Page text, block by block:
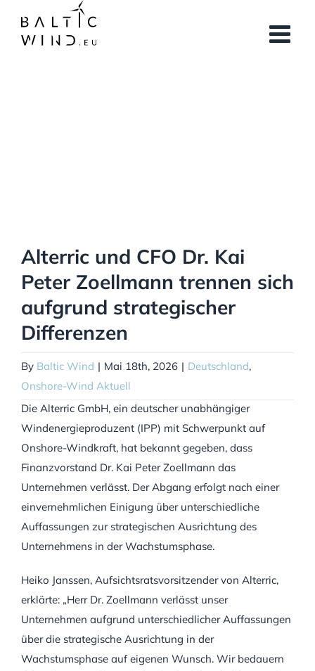
content
Alterric und CFO Dr. Kai
Peter Zoellmann trennen sich
aufgrund strategischer
Differenzen
By Baltic Wind | Mai 18th, 2026 | Deutschland,
Onshore-Wind Aktuell
Die Alterric GmbH, ein deutscher unabhängiger
Windenergieproduzent (IPP) mit Schwerpunkt auf
Onshore-Windkraft, hat bekannt gegeben, dass
Finanzvorstand Dr. Kai Peter Zoellmann das
Unternehmen verlässt. Der Abgang erfolgt nach einer
einvernehmlichen Einigung über unterschiedliche
Auffassungen zur strategischen Ausrichtung des
Unternehmens in der Wachstumsphase.
Heiko Janssen, Aufsichtsratsvorsitzender von Alterric,
erklärte: „Herr Dr. Zoellmann verlässt unser
Unternehmen aufgrund unterschiedlicher Auffassungen
über die strategische Ausrichtung in der
Wachstumsphase auf eigenen Wunsch. Wir bedauern